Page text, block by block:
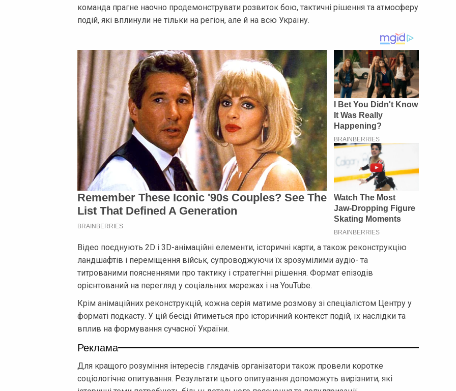
команда прагне наочно продемонструвати розвиток бою, тактичні рішення та атмосферу
подій, які вплинули не тільки на регіон, але й на всю Україну.
Відео поєднують 2D і 3D-анімаційні елементи, історичні карти, а також реконструкцію
ландшафтів і переміщення військ, супроводжуючи їх зрозумілими аудіо- та
титрованими поясненнями про тактику і стратегічні рішення. Формат епізодів
орієнтований на перегляд у соціальних мережах і на YouTube.
Крім анімаційних реконструкцій, кожна серія матиме розмову зі спеціалістом Центру у
форматі подкасту. У цій бесіді йтиметься про історичний контекст подій, їх наслідки та
вплив на формування сучасної України.
Реклама
Для кращого розуміння інтересів глядачів організатори також провели коротке
соціологічне опитування. Результати цього опитування допоможуть вирізнити, які